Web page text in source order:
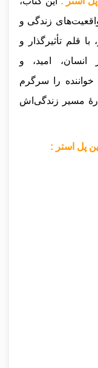
زندگی و
قلم تأثیرگذار و
انسان، امید، و
را سرگرم
مسیر زندگی‌اش
پل استر :